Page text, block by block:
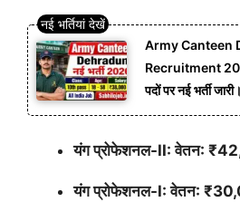
Army Canteen
Recruitment
पदों पर नई भर्ती जारी।
यंग प्रोफेशनल-II: वेतन:
यंग प्रोफेशनल-I: वेतन: